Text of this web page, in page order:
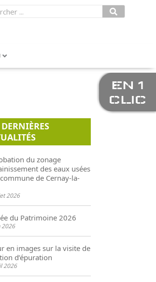
DERNIÈRES
du zonage
des eaux usées
de Cernay-la-
2026
du Patrimoine 2026
2026
en images sur la visite de
d’épuration
2026
EN 1
CLIC